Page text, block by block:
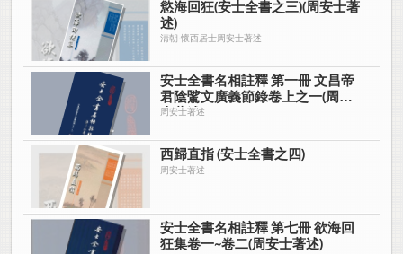
慾海回狂(安士全書之三)(周安士著
述)
清朝‧懷西居士周安士著述
安士全書名相註釋 第一冊 文昌帝
君陰騭文廣義節錄卷上之一(周安
士著述)
周安士著述
西歸直指 (安士全書之四)
周安士著述
安士全書名相註釋 第七冊 欲海回
狂集卷一~卷二(周安士著述)